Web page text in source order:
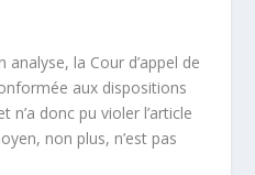
la Cour d’appel de
aux dispositions
n’a donc pu violer l’article
non plus, n’est pas